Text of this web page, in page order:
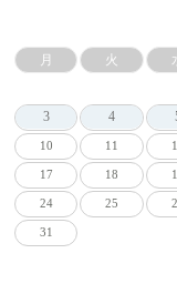
月 火
3
4
10 11
17 18
24 25
31